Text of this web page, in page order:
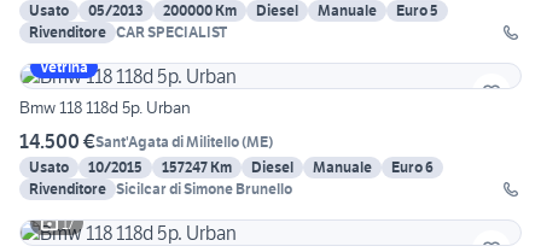
Usato
05/2013 200000 Km Diesel Manuale
Euro 5
Rivenditore CAR SPECIALIST
Vetrina
Bmw 118 118d 5p. Urban
14.500 €Sant'Agata di Militello(ME)
Usato
10/2015 157247 Km Diesel Manuale
Euro 6
Rivenditore Sicilcar di Simone Brunello
17